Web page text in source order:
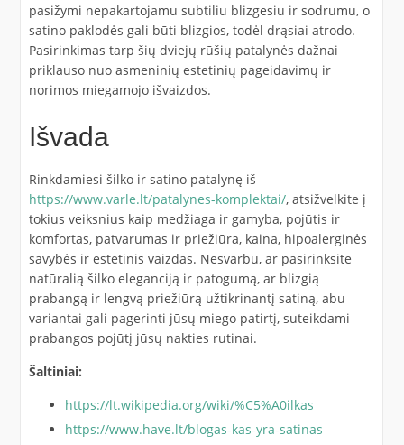
pasižymi nepakartojamu subtiliu blizgesiu ir sodrumu, o
satino paklodės gali būti blizgios, todėl drąsiai atrodo.
Pasirinkimas tarp šių dviejų rūšių patalynės dažnai
priklauso nuo asmeninių estetinių pageidavimų ir
norimos miegamojo išvaizdos.
Išvada
Rinkdamiesi šilko ir satino patalynę iš
https://www.varle.lt/patalynes-komplektai/, atsižvelkite į
tokius veiksnius kaip medžiaga ir gamyba, pojūtis ir
komfortas, patvarumas ir priežiūra, kaina, hipoalerginės
savybės ir estetinis vaizdas. Nesvarbu, ar pasirinksite
natūralią šilko eleganciją ir patogumą, ar blizgią
prabangą ir lengvą priežiūrą užtikrinantį satiną, abu
variantai gali pagerinti jūsų miego patirtį, suteikdami
prabangos pojūtį jūsų nakties rutinai.
Šaltiniai:
https://lt.wikipedia.org/wiki/%C5%A0ilkas
https://www.have.lt/blogas-kas-yra-satinas